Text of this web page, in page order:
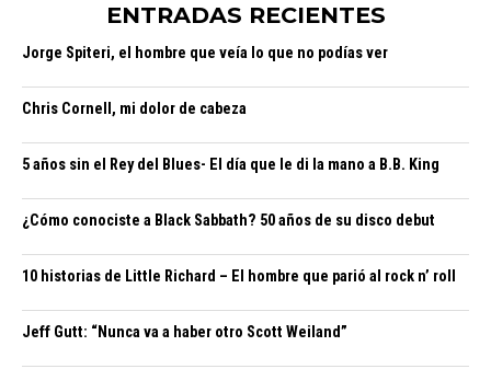
ENTRADAS RECIENTES
Jorge Spiteri, el hombre que veía lo que no podías ver
Chris Cornell, mi dolor de cabeza
5 años sin el Rey del Blues- El día que le di la mano a B.B. King
¿Cómo conociste a Black Sabbath? 50 años de su disco debut
10 historias de Little Richard – El hombre que parió al rock n’ roll
Jeff Gutt: “Nunca va a haber otro Scott Weiland”